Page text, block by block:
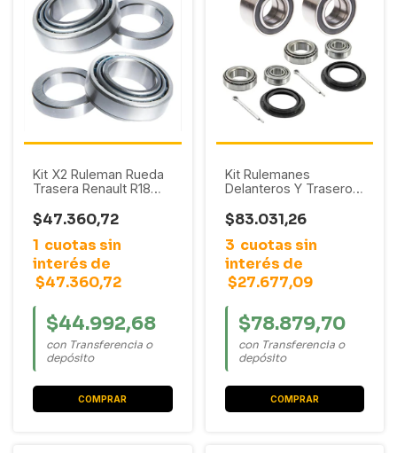
Kit X2 Ruleman Rueda
Trasera Renault R18
$47.360,72
1 cuotas sin
interés de
$47.360,72
$44.992,68
con Transferencia o
depósito
Kit Rulemanes
Delanteros Y Traseros
Country / Gol Trend /
Voyage / Golf / Passat
/ Polo
$83.031,26
3 cuotas sin
interés de
$27.677,09
$78.879,70
con Transferencia o
depósito